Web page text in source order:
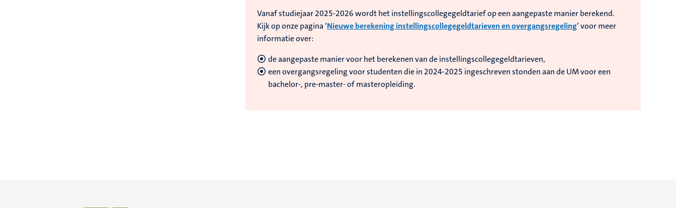
Vanaf studiejaar 2025-2026 wordt het instellingscollegegeldtarief op een aangepaste manier berekend.
Kijk op onze pagina ‘Nieuwe berekening instellingscollegegeldtarieven en overgangsregeling’ voor meer
informatie over:
de aangepaste manier voor het berekenen van de instellingscollegegeldtarieven,
een overgangsregeling voor studenten die in 2024-2025 ingeschreven stonden aan de UM voor een
bachelor-, pre-master- of masteropleiding.